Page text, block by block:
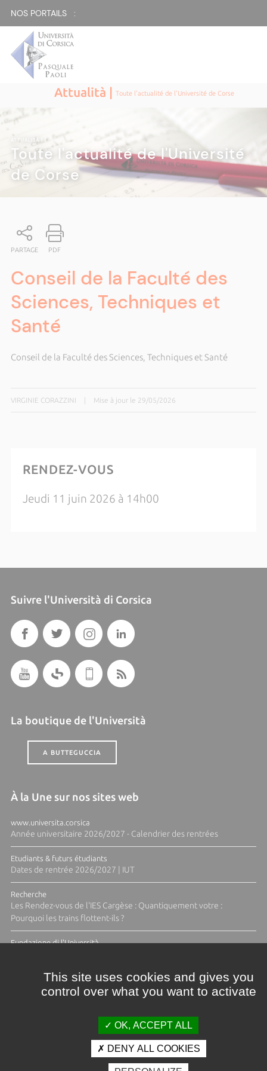
NOS PORTAILS :
Attualità |Toute l'actualité de l'Université de Corse
ATTUALITÀ|
Toute l'actualité de l'Université
de Corse
PARTAGE PDF
Conseil de la Faculté des
Sciences, Techniques et
Santé
Conseil de la Faculté des Sciences, Techniques et Santé
VIRGINIE CORAZZINI Mise à jour le 29/05/2026
RENDEZ-VOUS
Jeudi 11 juin 2026 à 14h00
Suivre l'Università di Corsica
La boutique de l'Università
A BUTTEGUCCIA
À la Une sur nos sites web
www.universita.corsica
Année universitaire 2026/2027 - Calendrier des rentrées
Etudiants & futurs étudiants
Dates de rentrée 2026/2027 | IUT
Recherche
Les Rendez-vous de l'IES Cargèse : Quantiquement votre :
Pourquoi les trains flottent-ils ?
Fundazione di l'Università
Crédits et mentions légales
This site uses cookies and gives you
control over what you want to activate
OK, ACCEPT ALL
DENY ALL COOKIES